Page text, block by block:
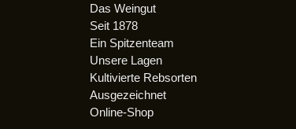
Das Weingut
Seit 1878
Ein Spitzenteam
Unsere Lagen
Kultivierte Rebsorten
Ausgezeichnet
Online-Shop